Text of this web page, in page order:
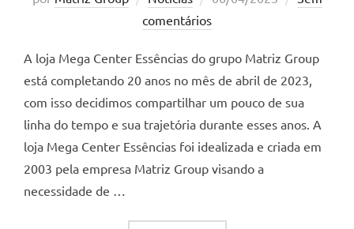
em
comentários
A loja Mega Center Essências do grupo Matriz Group
está completando 20 anos no mês de abril de 2023,
com isso decidimos compartilhar um pouco de sua
linha do tempo e sua trajetória durante esses anos. A
loja Mega Center Essências foi idealizada e criada em
2003 pela empresa Matriz Group visando a
necessidade de …